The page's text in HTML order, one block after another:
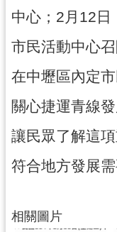
箱
桃
園
市
入
口
站
隱
權
政
中心；2月12日
市民活動中心
在中壢區內定
關心捷運青線
讓民眾了解這
符合地方發展需
相關圖片